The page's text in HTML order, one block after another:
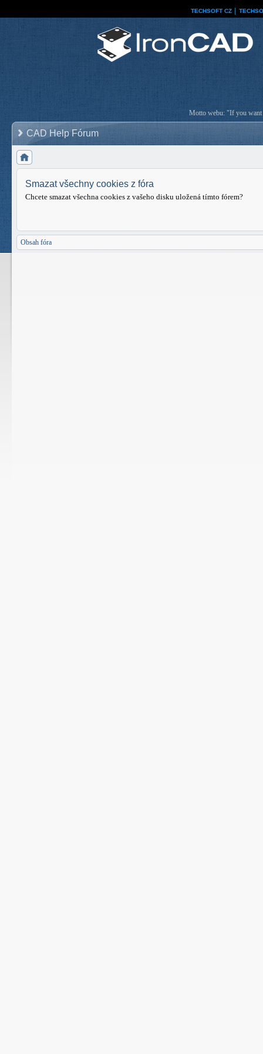
TECHSOFT CZ
Motto webu: "If you want
CAD Help Fórum
Smazat všechny cookies z fóra
Chcete smazat všechna cookies z vašeho disku uložená tímto fórem?
Obsah fóra